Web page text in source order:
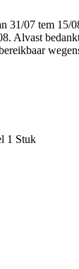
31/07 tem 15/
Alvast
1 Stuk